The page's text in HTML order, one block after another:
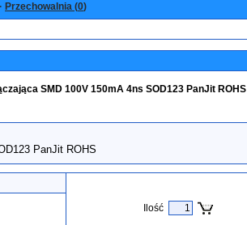
· Przechowalnia (0)
SMD 100V 150mA 4ns SOD123 PanJit ROHS
PanJit ROHS
Ilość